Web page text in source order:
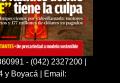
- (042) 2327200 |
y Boyacá | Email: